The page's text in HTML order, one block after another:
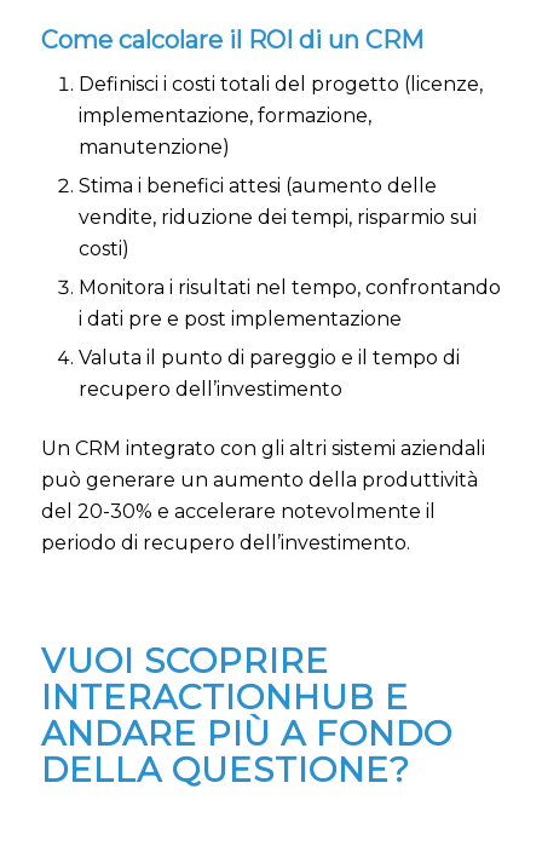
Come calcolare il ROI di un CRM
Definisci i costi totali del progetto (licenze,
implementazione, formazione,
manutenzione)
Stima i benefici attesi (aumento delle
vendite, riduzione dei tempi, risparmio sui
costi)
Monitora i risultati nel tempo, confrontando
i dati pre e post implementazione
Valuta il punto di pareggio e il tempo di
recupero dell’investimento
Un CRM integrato con gli altri sistemi aziendali
può generare un aumento della produttività
del 20-30% e accelerare notevolmente il
periodo di recupero dell’investimento.
VUOI SCOPRIRE
INTERACTIONHUB E
ANDARE PIÙ A FONDO
DELLA QUESTIONE?